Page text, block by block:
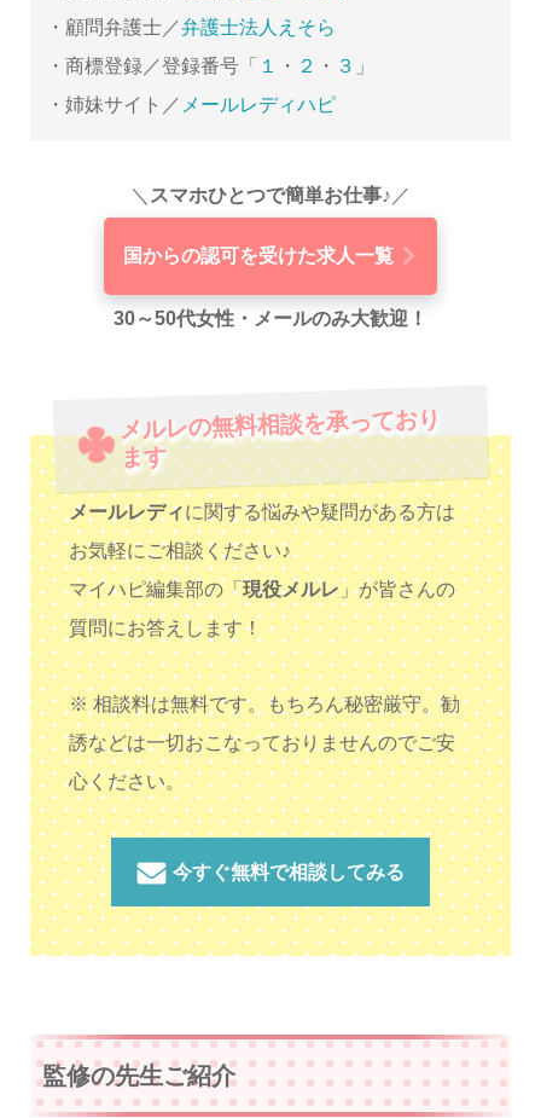
・顧問弁護士／弁護士法人えそら
・商標登録／登録番号「 １ ・ ２ ・ ３ 」
・姉妹サイト／ メールレディハピ
＼ スマホひとつで簡単お仕事♪ ／
国からの認可を受けた求人一覧
30～50代女性・メールのみ大歓迎！
メルレの無料相談を承っており
ます
メールレディに関する悩みや疑問がある方は
お気軽にご相談ください♪
マイハピ編集部の「 現役メルレ 」が皆さんの
質問にお答えします！
※ 相談料は無料です。もちろん秘密厳守。勧
誘などは一切おこなっておりませんのでご安
心ください。
今すぐ無料で相談してみる
監修の先生ご紹介